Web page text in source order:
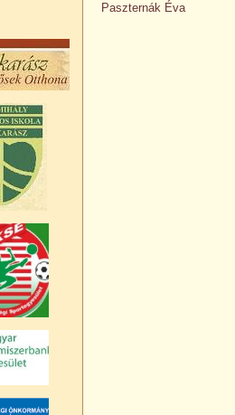
Paszternák Éva